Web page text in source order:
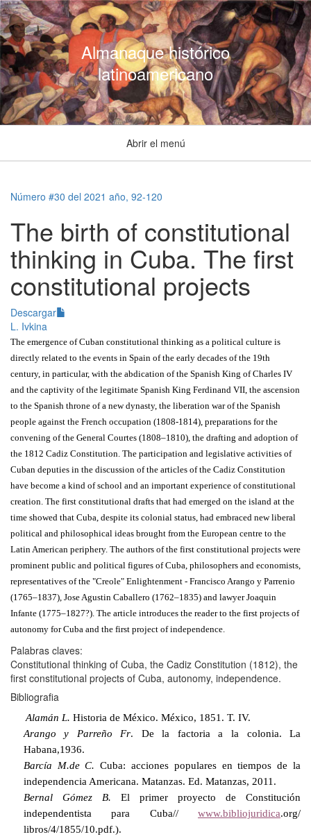
Almanaque histórico
latinoamericano
Abrir el menú
Número #30 del 2021 año, 92-120
The birth of constitutional
thinking in Cuba. The first
constitutional projects
Descargar
L. Ivkina
The emergence of Cuban constitutional thinking as a political culture is
directly related to the events in Spain of the early decades of the 19th
century, in particular, with the abdication of the Spanish King of Charles IV
and the captivity of the legitimate Spanish King Ferdinand VII, the ascension
to the Spanish throne of a new dynasty, the liberation war of the Spanish
people against the French occupation (1808-1814), preparations for the
convening of the General Courtes (1808–1810), the drafting and adoption of
the 1812 Cadiz Constitution. The participation and legislative activities of
Cuban deputies in the discussion of the articles of the Cadiz Constitution
have become a kind of school and an important experience of constitutional
creation. The first constitutional drafts that had emerged on the island at the
time showed that Cuba, despite its colonial status, had embraced new liberal
political and philosophical ideas brought from the European centre to the
Latin American periphery. The authors of the first constitutional projects were
prominent public and political figures of Cuba, philosophers and economists,
representatives of the "Creole" Enlightenment - Francisco Arango y Parrenio
(1765–1837), Jose Agustin Caballero (1762–1835) and lawyer Joaquin
Infante (1775–1827?). The article introduces the reader to the first projects of
autonomy for Cuba and the first project of independence.
Palabras claves:
Constitutional thinking of Cuba, the Cadiz Constitution (1812), the
first constitutional projects of Cuba, autonomy, independence.
Bibliografia
Alamán L. Historia de México. México, 1851. T. IV.
Arango y Parreño Fr. De la factoria a lа colonia. La
Habana,1936.
Barcía M.de C. Cuba: acciones populares en tiempos de la
independencia Americana. Matanzas. Ed. Matanzas, 2011.
Bernal Gómez B. El primer proyecto deСonstitución
independentista para Cuba// www.bibliojuridica.org/
libros/4/1855/10.pdf.).